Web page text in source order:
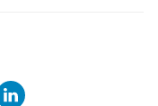
живучей батареей – это
смартфона на iPhone